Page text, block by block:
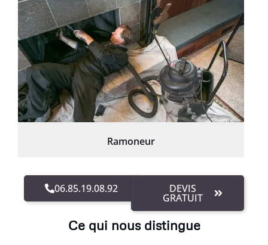
Ramoneur
06.85.19.08.92 DEVIS
GRATUIT
Ce qui nous distingue